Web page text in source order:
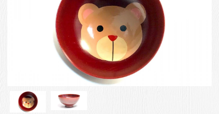
小夏 について
法人・飲食店のお客様
お問い合わせ